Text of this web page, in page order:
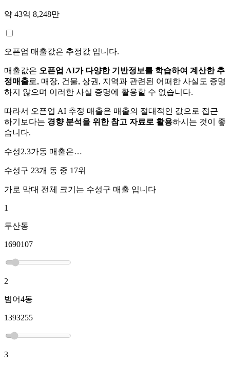
약 43억 8,248만
오픈업 매출값은 추정값 입니다.
매출값은 오픈업 AI가 다양한 기반정보를 학습하여 계산한 추
정매출로, 매장, 건물, 상권, 지역과 관련된 어떠한 사실도 증명
하지 않으며 이러한 사실 증명에 활용할 수 없습니다.
따라서 오픈업 AI 추정 매출은 매출의 절대적인 값으로 접근
하기보다는 경향 분석을 위한 참고 자료로 활용하시는 것이 좋
습니다.
수성2.3가동 매출은…
수성구 23개 동 중 17위
가로 막대 전체 크기는 수성구 매출 입니다
1
두산동
1690107
2
범어4동
1393255
3